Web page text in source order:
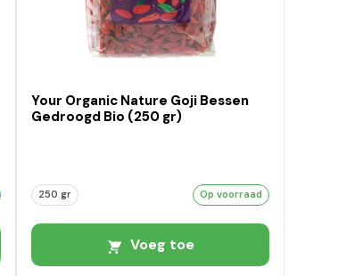
Your Organic Nature Goji Bessen
Gedroogd Bio (250 gr)
250 gr Op voorraad
Voeg toe